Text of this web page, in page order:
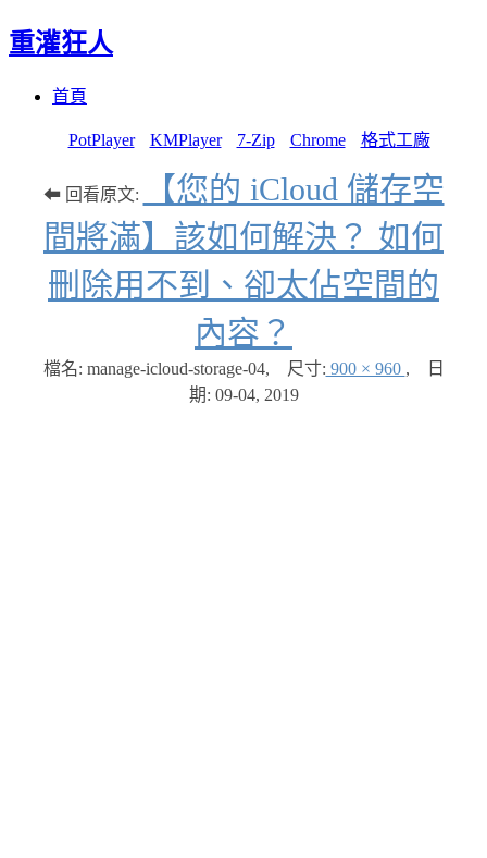
重灌狂人
首頁
PotPlayer KMPlayer 7-Zip Chrome 格式工廠
⬅ 回看原文:
【您的 iCloud 儲存空
間將滿】該如何解決？ 如何
刪除用不到、卻太佔空間的
內容？
檔名: manage-icloud-storage-04, 尺寸: 900 × 960 ,
日
期: 09-04, 2019